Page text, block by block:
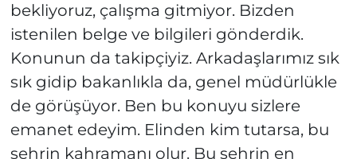
bekliyoruz, çalışma gitmiyor. Bizden
istenilen belge ve bilgileri gönderdik.
Konunun da takipçiyiz. Arkadaşlarımız sık
sık gidip bakanlıkla da, genel müdürlükle
de görüşüyor. Ben bu konuyu sizlere
emanet edeyim. Elinden kim tutarsa, bu
şehrin kahramanı olur. Bu şehrin en